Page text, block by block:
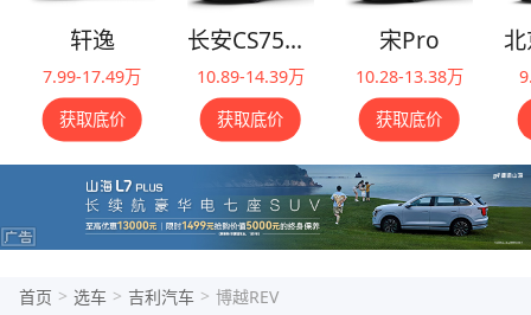
轩逸
7.99-17.49万
获取底价
长安CS75PLUS
10.89-14.39万
获取底价
宋Pro
10.28-13.38万
获取底价
首页 > 选车 > 吉利汽车 > 博越REV